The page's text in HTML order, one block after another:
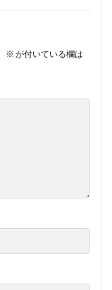
※ が付いている欄は